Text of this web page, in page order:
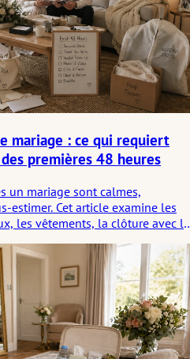
mariage : ce qui requiert
premières 48 heures
un mariage sont calmes,
estimer. Cet article examine les
les vêtements, la clôture avec
lieu de se transformer en courses